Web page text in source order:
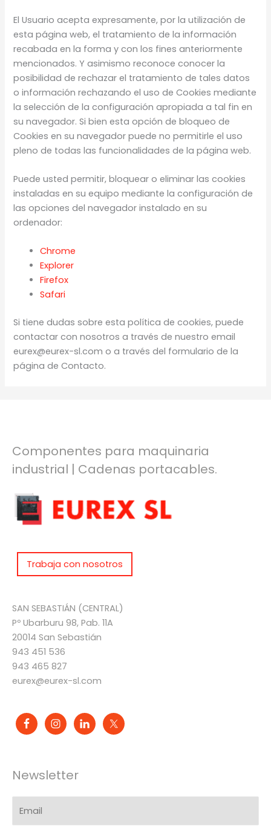
El Usuario acepta expresamente, por la utilización de
esta página web, el tratamiento de la información
recabada en la forma y con los fines anteriormente
mencionados. Y asimismo reconoce conocer la
posibilidad de rechazar el tratamiento de tales datos
o información rechazando el uso de Cookies mediante
la selección de la configuración apropiada a tal fin en
su navegador. Si bien esta opción de bloqueo de
Cookies en su navegador puede no permitirle el uso
pleno de todas las funcionalidades de la página web.
Puede usted permitir, bloquear o eliminar las cookies
instaladas en su equipo mediante la configuración de
las opciones del navegador instalado en su
ordenador:
Chrome
Explorer
Firefox
Safari
Si tiene dudas sobre esta política de cookies, puede
contactar con nosotros a través de nuestro email
eurex@eurex-sl.com o a través del formulario de la
página de Contacto.
Componentes para maquinaria
industrial | Cadenas portacables.
Trabaja con nosotros
SAN SEBASTIÁN (CENTRAL)
Pº Ubarburu 98, Pab. 11A
20014 San Sebastián
943 451 536
943 465 827
eurex@eurex-sl.com
Newsletter